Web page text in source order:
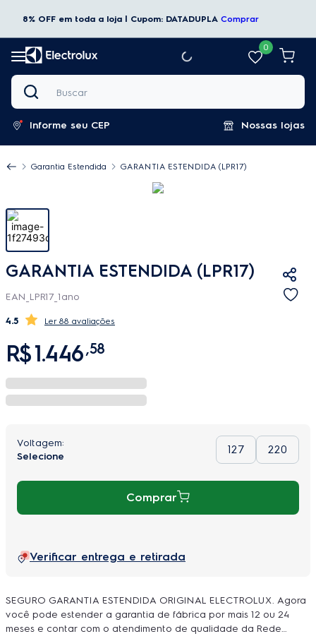
8% OFF em toda a loja | Cupom: DATADUPLA Comprar
0
Buscar
Informe seu CEP Nossas lojas
Garantia Estendida GARANTIA ESTENDIDA (LPR17)
GARANTIA ESTENDIDA (LPR17)
EAN_LPR17_1ano
4.5 88 avaliações
R$1.446,58
127 220
Comprar
Verificar entrega e retirada
SEGURO GARANTIA ESTENDIDA ORIGINAL ELECTROLUX. Agora
você pode estender a garantia de fábrica por mais 12 ou 24
meses e contar com o atendimento de qualidade da Rede